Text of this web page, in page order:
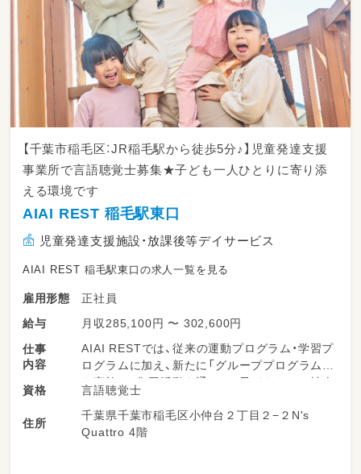
「保育所等訪問支援」では、お子さまの通う園や
学校に支援員が出向き、直接支援と、先生方に対
する間接支援を行います。
園や学校がお子さまにとって過ごしやすい場所
になることで、お子さまの笑顔が増えていきま
す。
--------------------
〇保護者さまのサポートも
お子さまの発達に悩みを抱える保護者さまは大
きなご不安を抱えてLITALICOジュニアに来て
くださいます。
お子さまの支援の計画を共有します。
そして、LITALICOジュニアに通う中でお子さ
まが一つひとつ「できた」を積み重ねることが、
保護者さまの安心につながっています。
レクチャーする「ペアレントトレーニング」も行
っています。
ご不安が軽減し、関わり方のコツを知ることで、
お子さまへの関わり方が変化し、結果としてお
子さまの笑顔が増えるといったケースがとても
多いです。
【千葉市稲毛区：JR稲毛駅から徒歩5分♪】児童発達支援
事業所で言語聴覚士募集★子ども一人ひとりに寄り添
える環境です
AIAI REST 稲毛駅東口
児童発達支援施設・放課後等デイサービス
AIAI REST 稲毛駅東口の求人一覧を見る
雇用形態
正社員
給与
月収285,100円 〜 302,600円
仕事
内容
AIAI RESTでは、従来の運動プログラム・学習プ
ログラムに加え、新たに「グループプログラム」
を実施し、集団活動を通じて、子どもたちの社会
性・協調性・就学準備などの力を育む支援を行っ
ていただきます。
3時間5分制の長時間プログラムを提供してお
資格 言語聴覚士
住所
千葉県千葉市稲毛区小仲台２丁目２−２N's
Quattro 4階